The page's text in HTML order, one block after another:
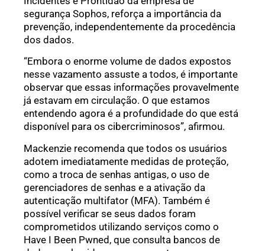
segurança Sophos, reforça a importância da
prevenção, independentemente da procedência
dos dados.
“Embora o enorme volume de dados expostos
nesse vazamento assuste a todos, é importante
observar que essas informações provavelmente
já estavam em circulação. O que estamos
entendendo agora é a profundidade do que está
disponível para os cibercriminosos”, afirmou.
Mackenzie recomenda que todos os usuários
adotem imediatamente medidas de proteção,
como a troca de senhas antigas, o uso de
gerenciadores de senhas e a ativação da
autenticação multifator (MFA). Também é
possível verificar se seus dados foram
comprometidos utilizando serviços como o
Have I Been Pwned, que consulta bancos de